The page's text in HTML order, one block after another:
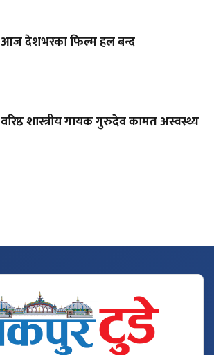
आज देशभरका फिल्म हल बन्द
वरिष्ठ शास्त्रीय गायक गुरुदेव कामत अस्वस्थ्य